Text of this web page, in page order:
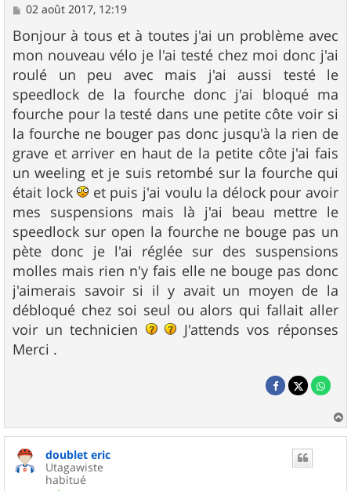
M
s
s
a
g
e
02 août 2017, 12:19
Bonjour à tous et à toutes j'ai un problème avec
mon nouveau vélo je l'ai testé chez moi donc j'ai
roulé un peu avec mais j'ai aussi testé le
speedlock de la fourche donc j'ai bloqué ma
fourche pour la testé dans une petite côte voir si
la fourche ne bouger pas donc jusqu'à la rien de
grave et arriver en haut de la petite côte j'ai fais
un weeling et je suis retombé sur la fourche qui
était lock
et puis j'ai voulu la délock pour avoir
mes suspensions mais là j'ai beau mettre le
speedlock sur open la fourche ne bouge pas un
pète donc je l'ai réglée sur des suspensions
molles mais rien n'y fais elle ne bouge pas donc
j'aimerais savoir si il y avait un moyen de la
débloqué chez soi seul ou alors qui fallait aller
voir un technicien
J'attends vos réponses
Merci .
a
doublet eric
Utagawiste
habitué